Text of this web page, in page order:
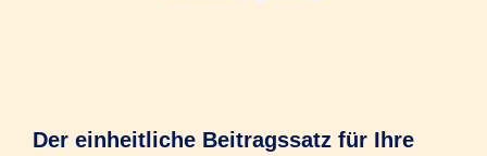
Der einheitliche Beitragssatz für Ihre